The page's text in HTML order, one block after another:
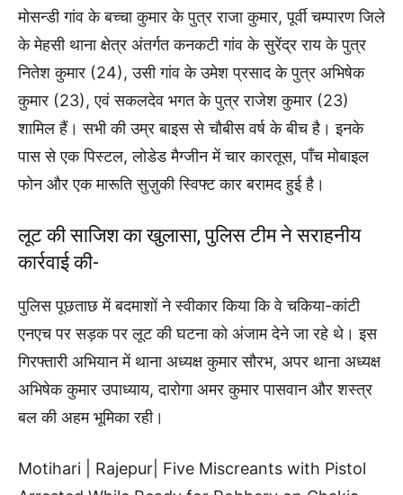
मोसन्डी गांव के बच्चा कुमार के पुत्र राजा कुमार, पूर्वी चम्पारण जिले
के मेहसी थाना क्षेत्र अंतर्गत कनकटी गांव के सुरेंद्र राय के पुत्र
नितेश कुमार (24), उसी गांव के उमेश प्रसाद के पुत्र अभिषेक
कुमार (23), एवं सकलदेव भगत के पुत्र राजेश कुमार (23)
शामिल हैं। सभी की उम्र बाइस से चौबीस वर्ष के बीच है। इनके
पास से एक पिस्टल, लोडेड मैग्जीन में चार कारतूस, पाँच मोबाइल
फोन और एक मारूति सुज़ुकी स्विफ्ट कार बरामद हुई है।
लूट की साजिश का खुलासा, पुलिस टीम ने सराहनीय
कार्रवाई की-
पुलिस पूछताछ में बदमाशों ने स्वीकार किया कि वे चकिया-कांटी
एनएच पर सड़क पर लूट की घटना को अंजाम देने जा रहे थे। इस
गिरफ्तारी अभियान में थाना अध्यक्ष कुमार सौरभ, अपर थाना अध्यक्ष
अभिषेक कुमार उपाध्याय, दारोगा अमर कुमार पासवान और शस्त्र
बल की अहम भूमिका रही।
Motihari | Rajepur| Five Miscreants with Pistol